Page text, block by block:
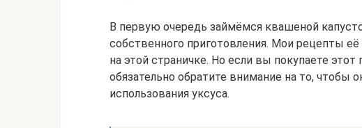
В первую очередь займёмся квашеной
собственного приготовления. Мои рецепты
на этой страничке. Но если вы покупаете
обязательно обратите внимание на то, чтобы
использования уксуса.